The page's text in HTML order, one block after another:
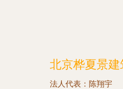
北京桦夏景建
法人代表： 陈翔宇